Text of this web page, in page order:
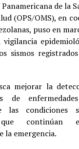
de la
(OPS/OMS), en
puso en
sismos
mejorar la
de
las condiciones
que continúan
la emergencia.